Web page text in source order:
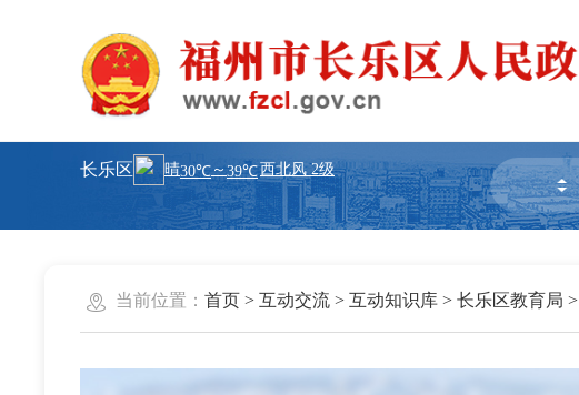
长乐区
当前位置： 首页 > 互动交流 > 互动知识库 > 长乐区教育局 >